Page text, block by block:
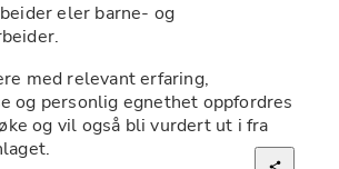
eler barne- og
med relevant erfaring,
og personlig egnethet oppfordres
og vil også bli vurdert ut i fra